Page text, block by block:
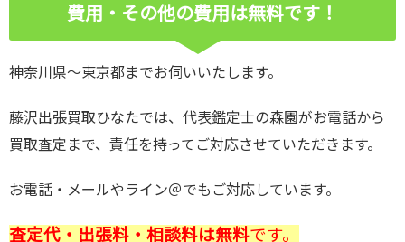
費用・その他の費用は無料です！
神奈川県～東京都までお伺いいたします。
藤沢出張買取ひなたでは、代表鑑定士の森園がお電話から
買取査定まで、責任を持ってご対応させていただきます。
お電話・メールやライン＠でもご対応しています。
査定代・出張料・相談料は無料です。